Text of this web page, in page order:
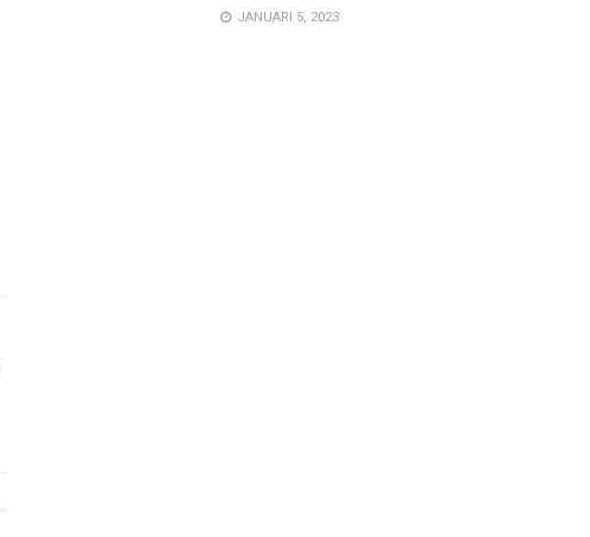
JANUARI 5, 2023